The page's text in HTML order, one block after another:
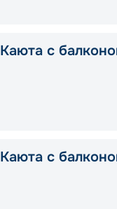
Каюта с
Каюта с